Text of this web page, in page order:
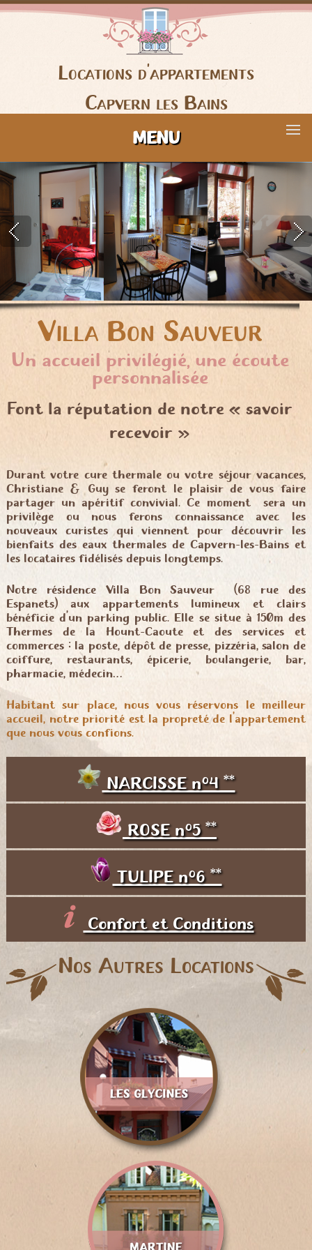
Locations d'appartements
Capvern les Bains
MENU
Villa Bon Sauveur
Un accueil privilégié, une écoute
personnalisée
Font la réputation de notre « savoir
recevoir »
Durant votre cure thermale ou votre séjour vacances,
Christiane & Guy se feront le plaisir de vous faire
partager un apéritif convivial. Ce moment sera un
privilège ou nous ferons connaissance avec les
nouveaux curistes qui viennent pour découvrir les
bienfaits des eaux thermales de Capvern-les-Bains et
les locataires fidélisés depuis longtemps.
Notre résidence Villa Bon Sauveur (68 rue des
Espanets) aux appartements lumineux et clairs
bénéficie d’un parking public. Elle se situe à 150m des
Thermes de la Hount-Caoute et des services et
commerces : la poste, dépôt de presse, pizzéria, salon de
coiffure, restaurants, épicerie, boulangerie, bar,
pharmacie, médecin…
Habitant sur place, nous vous réservons le meilleur
accueil, notre priorité est la propreté de l’appartement
que nous vous confions.
NARCISSE n°4 **
ROSE n°5 **
TULIPE n°6 **
Confort et Conditions
Nos Autres Locations